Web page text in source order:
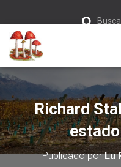
Richard
Publicado porLu